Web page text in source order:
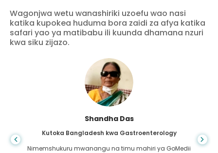
Wagonjwa wetu wanashiriki uzoefu wao nasi
katika kupokea huduma bora zaidi za afya katika
safari yao ya matibabu ili kuunda dhamana nzuri
kwa siku zijazo.
Shandha Das
Kutoka Bangladesh kwa Gastroenterology
Nimemshukuru mwanangu na timu mahiri ya GoMedii